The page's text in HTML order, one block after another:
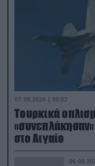
07.08.2026 | 00:02
Τουρκικά
στο Αιγαίο